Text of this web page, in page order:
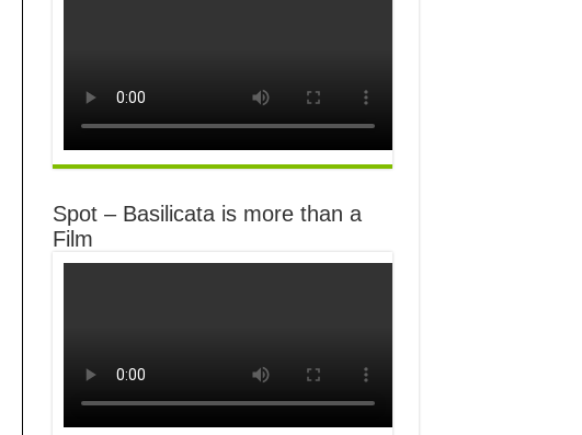
Spot – Basilicata is more than a
Film